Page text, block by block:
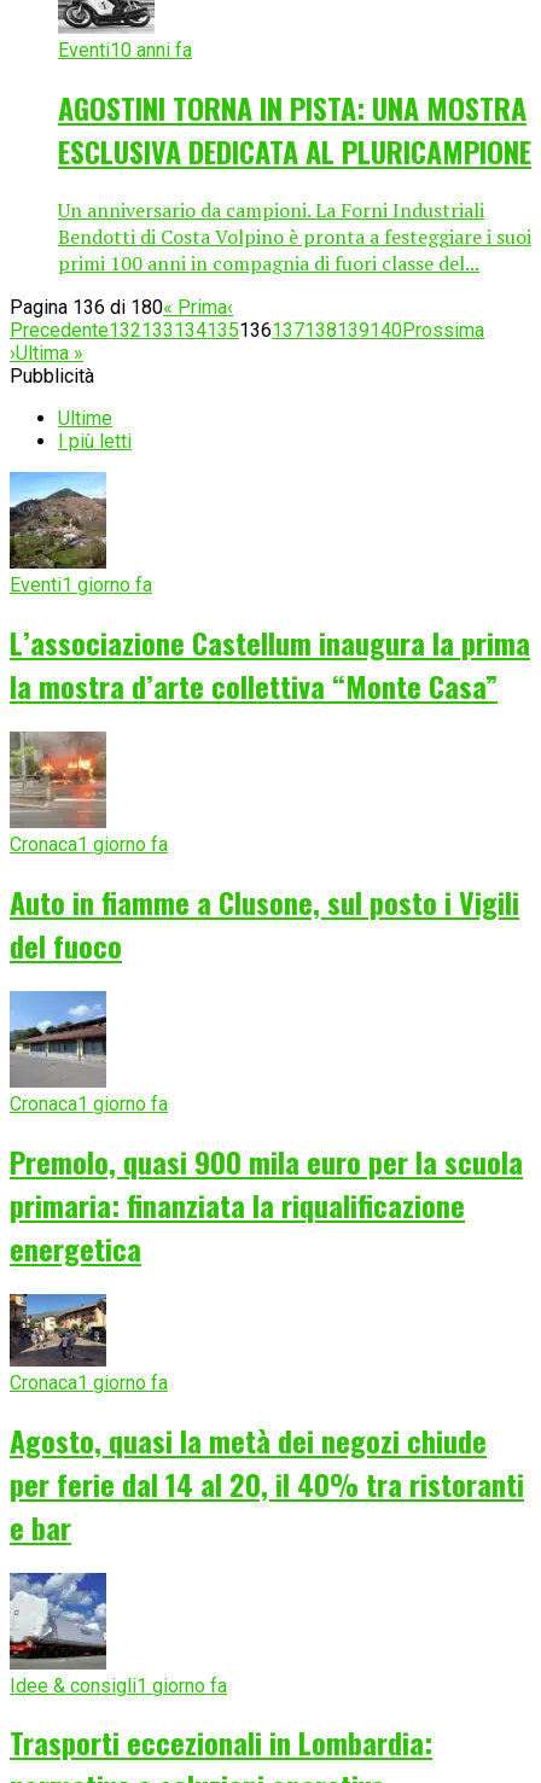
Eventi10 anni fa
AGOSTINI TORNA IN PISTA: UNA MOSTRA
ESCLUSIVA DEDICATA AL PLURICAMPIONE
Un anniversario da campioni. La Forni Industriali
Bendotti di Costa Volpino è pronta a festeggiare i suoi
primi 100 anni in compagnia di fuori classe del...
Pagina 136 di 180« Prima‹
Precedente132133134135136137138139140Prossima
›Ultima »
Pubblicità
Ultime
I più letti
Eventi1 giorno fa
L’associazione Castellum inaugura la prima
la mostra d’arte collettiva “Monte Casa”
Cronaca1 giorno fa
Auto in fiamme a Clusone, sul posto i Vigili
del fuoco
Cronaca1 giorno fa
Premolo, quasi 900 mila euro per la scuola
primaria: finanziata la riqualificazione
energetica
Cronaca1 giorno fa
Agosto, quasi la metà dei negozi chiude
per ferie dal 14 al 20, il 40% tra ristoranti
e bar
Idee & consigli1 giorno fa
Trasporti eccezionali in Lombardia: